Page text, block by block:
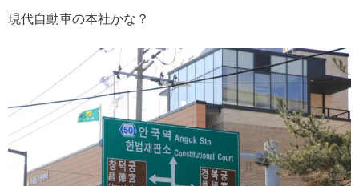
現代自動車の本社かな？